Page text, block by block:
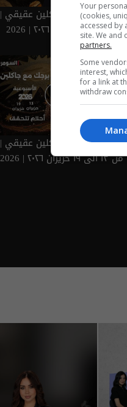
اسرار الفلك مع جاكلين عقيقي |
من ١٨ الى ٢٤ تموز ٢٠٢٦ | 2026
اسرار الفلك مع جاكلين عقيقي |
من ١٣ الى ١٩ حزيران ٢٠٢٦ | 2026
Your
(cookies,
accessed by
site. We and
partners.
Some
interest,
for a link at
withdraw